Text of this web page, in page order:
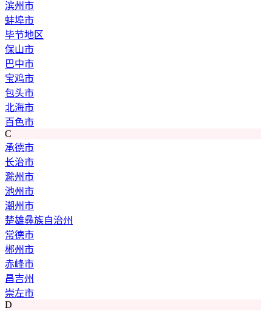
滨州市
蚌埠市
毕节地区
保山市
巴中市
宝鸡市
包头市
北海市
百色市
C
承德市
长治市
滁州市
池州市
潮州市
楚雄彝族自治州
常德市
郴州市
赤峰市
昌吉州
崇左市
D